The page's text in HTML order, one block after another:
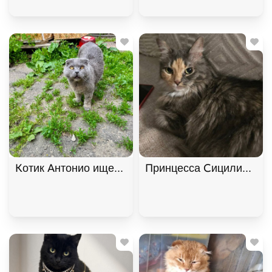
Котик Антонио ищет дом. В дар!, Голубой,
Принцесса Сицилия